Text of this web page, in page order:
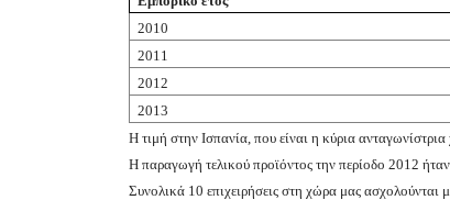
2010
2011
2012
2013
Η τιμή στην Ισπανία, που είναι η κύρια
Η παραγωγή τελικού προϊόντος την περίοδο 2012
Συνολικά 10 επιχειρήσεις στη χώρα μας